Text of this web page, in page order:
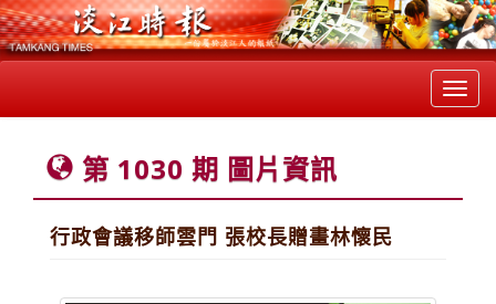
第 1030 期 圖片資訊
行政會議移師雲門 張校長贈畫林懷民